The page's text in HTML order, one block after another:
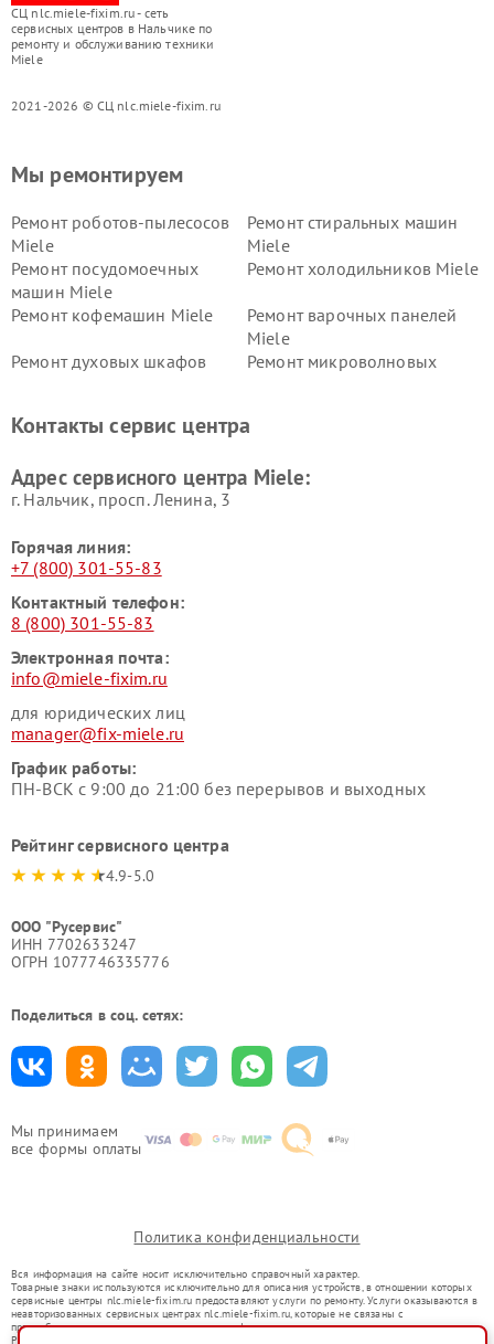
СЦ nlc.miele-fixim.ru - сеть
сервисных центров в Нальчике по
ремонту и обслуживанию техники
Miele
2021-2026 © СЦ nlc.miele-fixim.ru
Мы принимаем
все формы оплаты
Мы ремонтируем
Ремонт роботов-пылесосов
Miele
Ремонт стиральных машин
Miele
Ремонт посудомоечных
машин Miele
Ремонт холодильников Miele
Ремонт кофемашин Miele
Ремонт варочных панелей
Miele
Ремонт духовых шкафов
Ремонт микроволновых
Miele
Miele
пылесосов Miele
Контакты сервис центра
Адрес сервисного центра Miele:
г. Нальчик, просп. Ленина, 3
Горячая линия:
+7 (800) 301-55-83
Контактный телефон:
8 (800) 301-55-83
Электронная почта:
info@miele-fixim.ru
для юридических лиц
manager@fix-miele.ru
График работы:
ПН-ВСК с 9:00 до 21:00 без перерывов и выходных
Рейтинг сервисного центра
4.9-5.0
ООО "Русервис"
ИНН 7702633247
ОГРН 1077746335776
Поделиться в соц. сетях:
Политика конфиденциальности
Вся информация на сайте носит исключительно справочный характер.
Товарные знаки используются исключительно для описания устройств, в отношении которых
сервисные центры nlc.miele-fixim.ru предоставляют услуги по ремонту. Услуги оказываются в
неавторизованных сервисных центрах nlc.miele-fixim.ru, которые не связаны с
правообладателями товарных знаков или их официальными представителями.
Ремонт осуществляется для устройств, уже введенных в гражданский оборот в соответствии